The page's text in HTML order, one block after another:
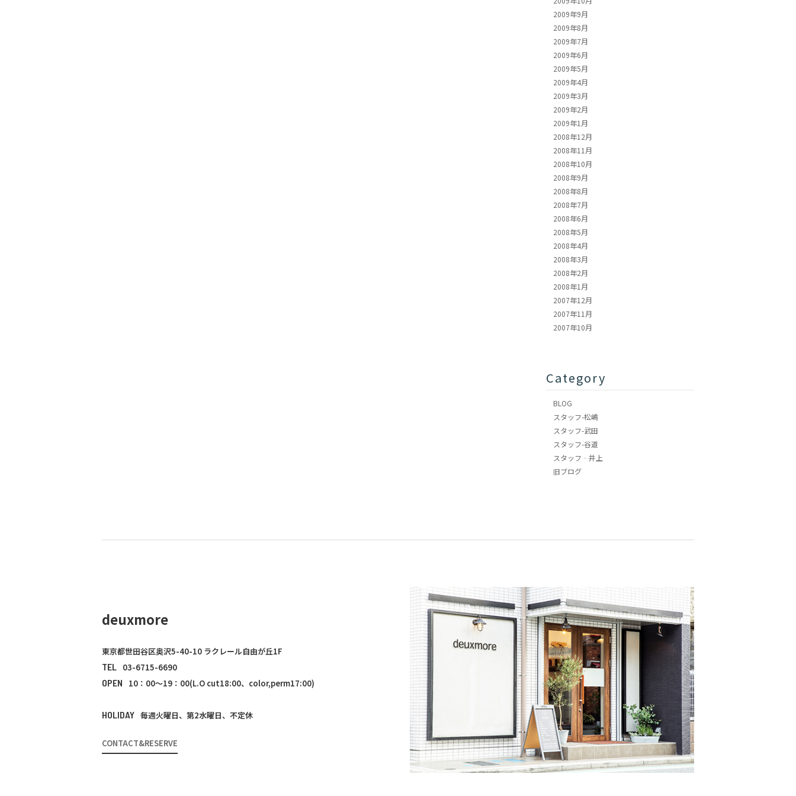
2009年9月
2009年8月
2009年7月
2009年6月
2009年5月
2009年4月
2009年3月
2009年2月
2009年1月
2008年12月
2008年11月
2008年10月
2008年9月
2008年8月
2008年7月
2008年6月
2008年5月
2008年4月
2008年3月
2008年2月
2008年1月
2007年12月
2007年11月
2007年10月
Category
BLOG
スタッフ-松嶋
スタッフ-武田
スタッフ-谷道
スタッフ‐井上
旧ブログ
deuxmore
東京都世田谷区奥沢5-40-10 ラクレール自由が丘1F
TEL 03-6715-6690
OPEN
10：00～19：00(L.O cut18:00、color,perm17:00)
HOLIDAY 毎週火曜日、第2水曜日、不定休
CONTACT&RESERVE